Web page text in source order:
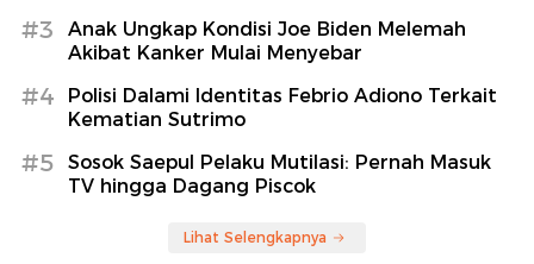
#3
Anak Ungkap Kondisi Joe Biden Melemah
Akibat Kanker Mulai Menyebar
#4
Polisi Dalami Identitas Febrio Adiono Terkait
Kematian Sutrimo
#5
Sosok Saepul Pelaku Mutilasi: Pernah Masuk
TV hingga Dagang Piscok
Lihat Selengkapnya